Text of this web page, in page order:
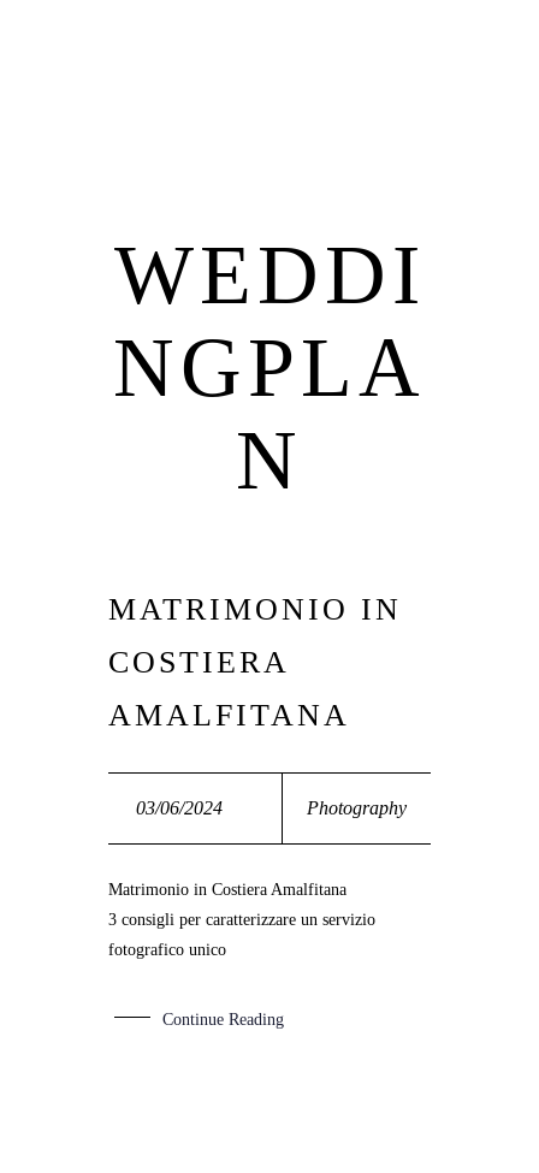
WEDDI
NGPLA
N
03
GIU
MATRIMONIO IN
COSTIERA
AMALFITANA
03/06/2024 Photography
Matrimonio in Costiera Amalfitana
3 consigli per caratterizzare un servizio
fotografico unico
Continue Reading